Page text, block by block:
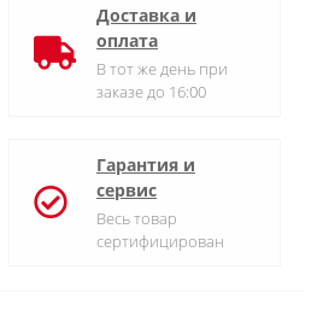
Доставка и
оплата
В тот же день при
заказе до 16:00
Гарантия и
сервис
Весь товар
сертифицирован